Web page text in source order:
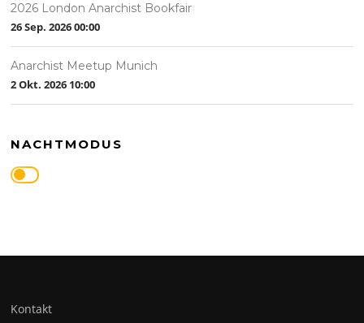
2026 London Anarchist Bookfair
26 Sep. 202600:00
Anarchist Meetup Munich
2 Okt. 2026 10:00
NACHTMODUS
Kontakt